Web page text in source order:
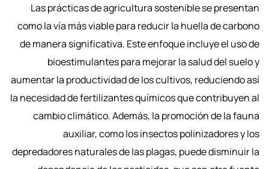
Las prácticas de agricultura sostenible se presentan
como la vía más viable para reducir la huella de carbono
de manera significativa. Este enfoque incluye el uso de
bioestimulantes para mejorar la salud del suelo y
aumentar la productividad de los cultivos, reduciendo así
la necesidad de fertilizantes químicos que contribuyen al
cambio climático. Además, la promoción de la fauna
auxiliar, como los insectos polinizadores y los
depredadores naturales de las plagas, puede disminuir la